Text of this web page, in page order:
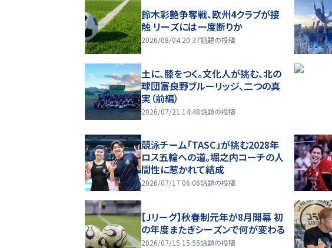
鈴木彩艶争奪戦、欧州4クラブが接
触 リーズには一度断りか
2026/08/04 20:37話題の投稿
土に、膝をつく。文化人が挑む、北の
球団――富良野ブルーリッジ、二つの真
実（前編）
2026/07/21 14:48話題の投稿
競泳チーム「TASC」が挑む2028年
ロス五輪への道。堀之内コーチの人
間性に惹かれて結成
2026/07/17 06:06話題の投稿
【Jリーグ】秋春制元年が8月開幕 初
の年度またぎシーズンで何が変わる
2026/07/15 15:55話題の投稿